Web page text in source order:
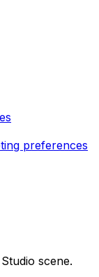
preferences
scene.